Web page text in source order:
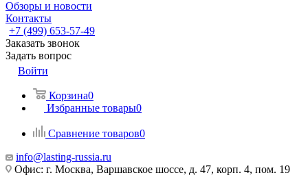
Обзоры и новости
Контакты
+7 (499) 653-57-49
Заказать звонок
Задать вопрос
Войти
Корзина0
Избранные товары0
Сравнение товаров0
info@lasting-russia.ru
Офис: г. Москва, Варшавское шоссе, д. 47, корп. 4, пом. 19